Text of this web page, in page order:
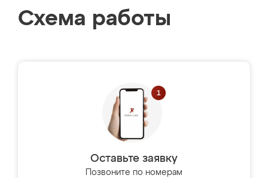
Схема работы
Оставьте заявку
Позвоните по номерам